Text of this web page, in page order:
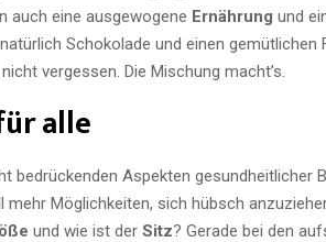
auch eine ausgewogene Ernährung und
Schokolade und einen gemütlichen
vergessen. Die Mischung macht’s.
alle
bedrückenden Aspekten gesundheitlicher
mehr Möglichkeiten, sich hübsch
und wie ist der Sitz? Gerade bei den